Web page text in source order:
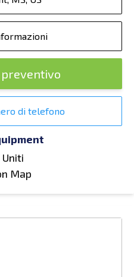
preventivo
di telefono
Map